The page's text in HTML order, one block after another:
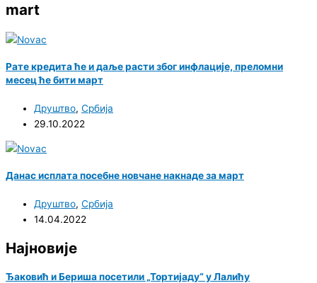
mart
Рате кредита ће и даље расти због инфлације, преломни
месец ће бити март
Друштво, Србија
29.10.2022
Данас исплата посебне новчане накнаде за март
Друштво, Србија
14.04.2022
Најновије
Ђаковић и Бериша посетили „Тортијаду“ у Лалићу